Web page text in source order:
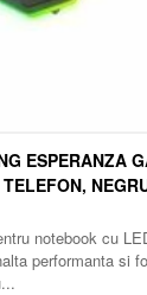
ESPERANZA
notebook cu
performanta si